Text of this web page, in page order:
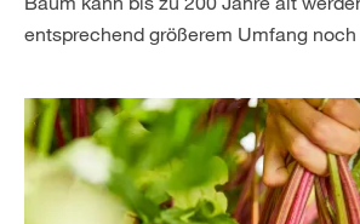
entsprechend größerem Umfang